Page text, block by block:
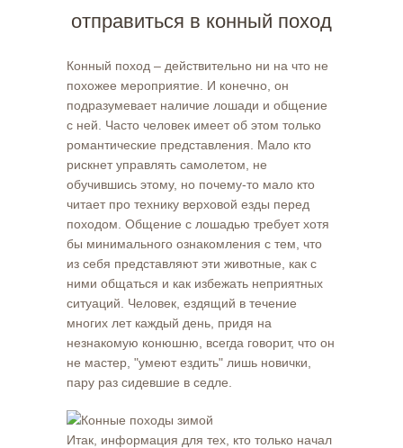
отправиться в конный поход
Конный поход – действительно ни на что не
похожее мероприятие. И конечно, он
подразумевает наличие лошади и общение
с ней. Часто человек имеет об этом только
романтические представления. Мало кто
рискнет управлять самолетом, не
обучившись этому, но почему-то мало кто
читает про технику верховой езды перед
походом. Общение с лошадью требует хотя
бы минимального ознакомления с тем, что
из себя представляют эти животные, как с
ними общаться и как избежать неприятных
ситуаций. Человек, ездящий в течение
многих лет каждый день, придя на
незнакомую конюшню, всегда говорит, что он
не мастер, "умеют ездить" лишь новички,
пару раз сидевшие в седле.
Итак, информация для тех, кто только начал